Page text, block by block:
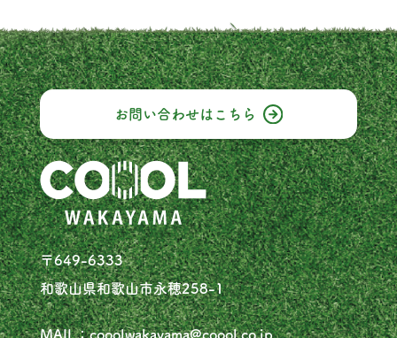
お問い合わせは こちら
〒649-6333
和歌山県和歌山市永穂258-1
MAIL：cooolwakayama@coool.co.jp